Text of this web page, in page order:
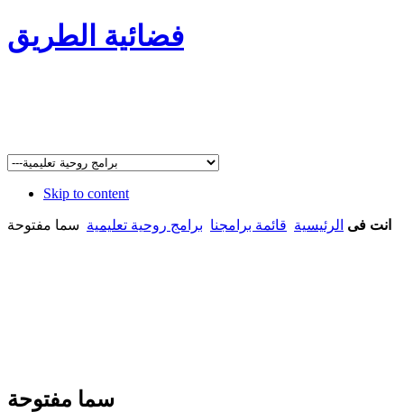
فضائية الطريق
Skip to content
انت فى الرئيسية قائمة برامجنا برامج روحية تعليمية سما مفتوحة
سما مفتوحة